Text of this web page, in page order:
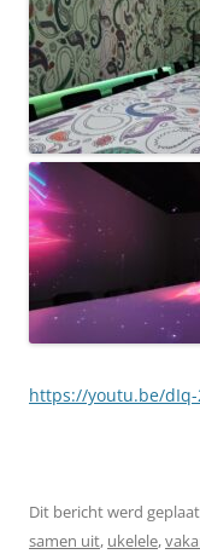
https://youtu.be/dIq-
Dit bericht werd
samen uit, ukelele,